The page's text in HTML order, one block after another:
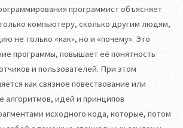
программист объясняет
компьютеру, сколько другим людям,
не только «как», но и «почему». Это
программы, повышает её понятность
и пользователей. При этом
как связное повествование или
алгоритмов, идей и принципов
исходного кода, которые, потом